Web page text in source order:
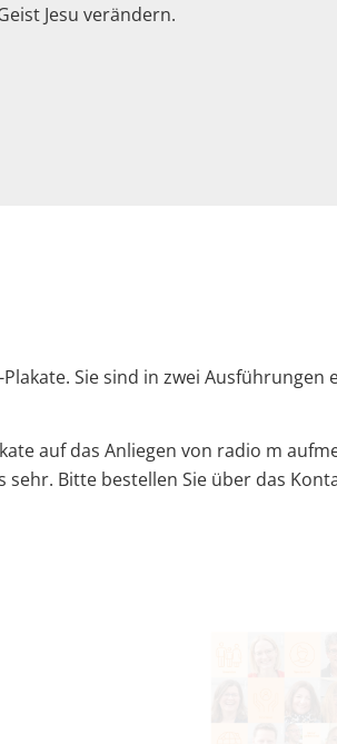
Jesu verändern.
Sie sind in zwei
auf das Anliegen von radio m
Bitte bestellen Sie über das